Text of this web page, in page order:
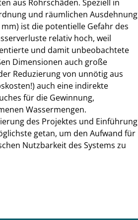
aus Rohrschäden. Speziell in
und räumlichen Ausdehnung
ist die potentielle Gefahr des
relativ hoch, weil
und damit unbeobachtete
Dimensionen auch große
Reduzierung von unnötig aus
auch eine indirekte
für die Gewinnung,
Wassermengen.
des Projektes und Einführung
getan, um den Aufwand für
Nutzbarkeit des Systems zu